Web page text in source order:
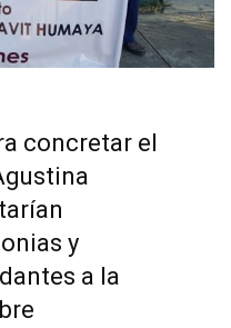
concretar el
y
a la